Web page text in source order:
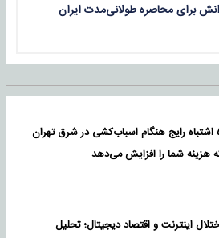
برای محاصره طولانی‌مدت ایران
۵ اشتباه رایج هنگام اسباب‌کشی در شرق تهران
هزینه شما را افزایش می‌دهد
اینترنت و اقتصاد دیجیتال؛ تحلیل